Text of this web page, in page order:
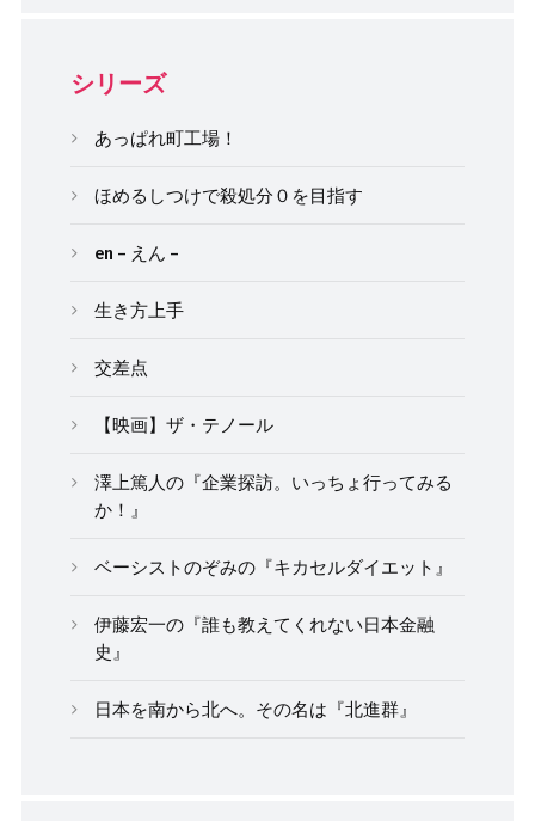
シリーズ
あっぱれ町工場！
ほめるしつけで殺処分０を目指す
en – えん –
生き方上手
交差点
【映画】ザ・テノール
澤上篤人の『企業探訪。いっちょ行ってみる
か！』
ベーシストのぞみの『キカセルダイエット』
伊藤宏一の『誰も教えてくれない日本金融
史』
日本を南から北へ。その名は『北進群』